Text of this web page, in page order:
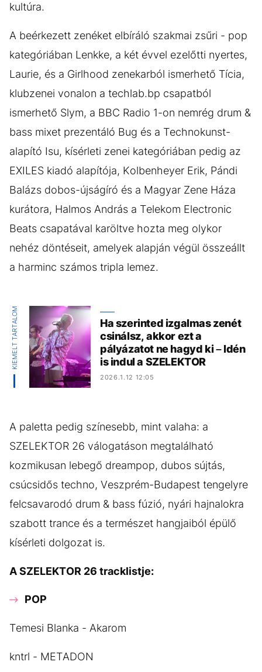
kultúra.
A beérkezett zenéket elbíráló szakmai zsűri - pop
kategóriában Lenkke, a két évvel ezelőtti nyertes,
Laurie, és a Girlhood zenekarból ismerhető Tícia,
klubzenei vonalon a techlab.bp csapatból
ismerhető Slym, a BBC Radio 1-on nemrég drum &
bass mixet prezentáló Bug és a Technokunst-
alapító Isu, kísérleti zenei kategóriában pedig az
EXILES kiadó alapítója, Kolbenheyer Erik, Pándi
Balázs dobos-újságíró és a Magyar Zene Háza
kurátora, Halmos András a Telekom Electronic
Beats csapatával karöltve hozta meg olykor
nehéz döntéseit, amelyek alapján végül összeállt
a harminc számos tripla lemez.
KIEMELT TARTALOM
Ha szerinted izgalmas zenét
csinálsz, akkor ezt a
pályázatot ne hagyd ki – Idén
is indul a SZELEKTOR
2026.1.12 12:05
A paletta pedig színesebb, mint valaha: a
SZELEKTOR 26 válogatáson megtalálható
kozmikusan lebegő dreampop, dubos sújtás,
csúcsidős techno, Veszprém-Budapest tengelyre
felcsavarodó drum & bass fúzió, nyári hajnalokra
szabott trance és a természet hangjaiból épülő
kísérleti dolgozat is.
A SZELEKTOR 26 tracklistje:
POP
Temesi Blanka - Akarom
kntrl - METADON